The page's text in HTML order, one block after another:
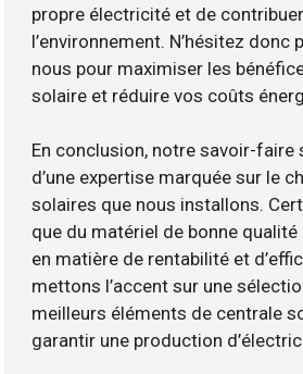
propre électricité et de
l’environnement. N’hésitez donc
nous pour maximiser les
solaire et réduire vos coûts
En conclusion, notre savoir-faire
d’une expertise marquée sur le
solaires que nous installons.
que du matériel de bonne
en matière de rentabilité et
mettons l’accent sur une
meilleurs éléments de centrale
garantir une production